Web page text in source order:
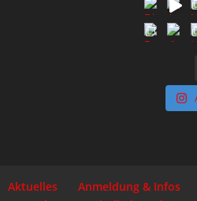
Aktuelles Anmeldung & Infos